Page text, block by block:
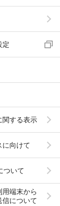
定
関する表示
に向けて
ついて
用端末から
信について